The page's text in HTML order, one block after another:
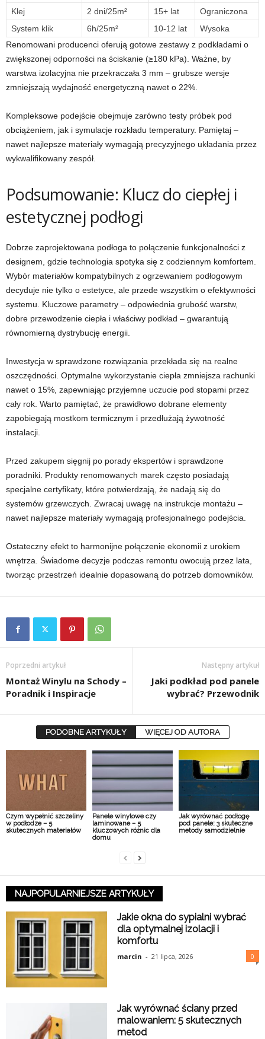
Klej 2 dni/25m² 15+ lat
Ograniczona
System klik
6h/25m² 10-12 lat
Wysoka
Renomowani producenci oferują gotowe zestawy z podkładami o
zwiększonej odporności na ściskanie (≥180 kPa). Ważne, by
warstwa izolacyjna nie przekraczała 3 mm – grubsze wersje
zmniejszają wydajność energetyczną nawet o 22%.
Kompleksowe podejście obejmuje zarówno testy próbek pod
obciążeniem, jak i symulacje rozkładu temperatury. Pamiętaj –
nawet najlepsze materiały wymagają precyzyjnego układania przez
wykwalifikowany zespół.
Podsumowanie: Klucz do ciepłej i
estetycznej podłogi
Dobrze zaprojektowana podłoga to połączenie funkcjonalności z
designem, gdzie technologia spotyka się z codziennym komfortem.
Wybór materiałów kompatybilnych z ogrzewaniem podłogowym
decyduje nie tylko o estetyce, ale przede wszystkim o efektywności
systemu. Kluczowe parametry – odpowiednia grubość warstw,
dobre przewodzenie ciepła i właściwy podkład – gwarantują
równomierną dystrybucję energii.
Inwestycja w sprawdzone rozwiązania przekłada się na realne
oszczędności. Optymalne wykorzystanie ciepła zmniejsza rachunki
nawet o 15%, zapewniając przyjemne uczucie pod stopami przez
cały rok. Warto pamiętać, że prawidłowo dobrane elementy
zapobiegają mostkom termicznym i przedłużają żywotność
instalacji.
Przed zakupem sięgnij po porady ekspertów i sprawdzone
poradniki. Produkty renomowanych marek często posiadają
specjalne certyfikaty, które potwierdzają, że nadają się do
systemów grzewczych. Zwracaj uwagę na instrukcje montażu –
nawet najlepsze materiały wymagają profesjonalnego podejścia.
Ostateczny efekt to harmonijne połączenie ekonomii z urokiem
wnętrza. Świadome decyzje podczas remontu owocują przez lata,
tworząc przestrzeń idealnie dopasowaną do potrzeb domowników.
Poprzedni artykuł
Montaż Winylu na Schody –
Poradnik i Inspiracje
Następny artykuł
Jaki podkład pod panele
wybrać? Przewodnik
PODOBNE ARTYKUŁY WIĘCEJ OD AUTORA
Czym wypełnić szczeliny
w podłodze – 5
skutecznych materiałów
Panele winylowe czy
laminowane – 5
kluczowych różnic dla
domu
Jak wyrównać podłogę
pod panele: 3 skuteczne
metody samodzielnie
NAJPOPULARNIEJSZE ARTYKUŁY
Jakie okna do sypialni wybrać
dla optymalnej izolacji i
komfortu
marcin - 21 lipca, 2026 0
Jak wyrównać ściany przed
malowaniem: 5 skutecznych
metod